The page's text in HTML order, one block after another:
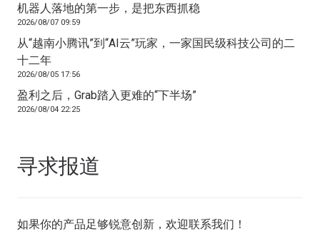
机器人落地的第一步，是把东西抓稳
2026/08/07 09:59
从“越南小腾讯”到“AI云”玩家，一家国民级科技公司的二
十二年
2026/08/05 17:56
盈利之后，Grab踏入更难的“下半场”
2026/08/04 22:25
寻求报道
如果你的产品足够锐意创新，欢迎联系我们 ！